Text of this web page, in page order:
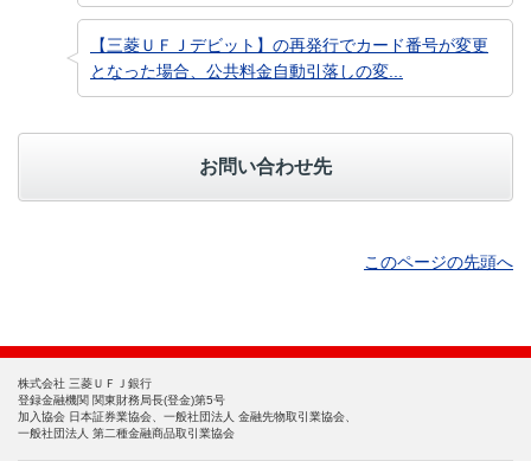
【三菱ＵＦＪデビット】の再発行でカード番号が変更
となった場合、公共料金自動引落しの変...
お問い合わせ先
このページの先頭へ
株式会社 三菱ＵＦＪ銀行
登録金融機関 関東財務局長(登金)第5号
加入協会 日本証券業協会、一般社団法人 金融先物取引業協会、
一般社団法人 第二種金融商品取引業協会